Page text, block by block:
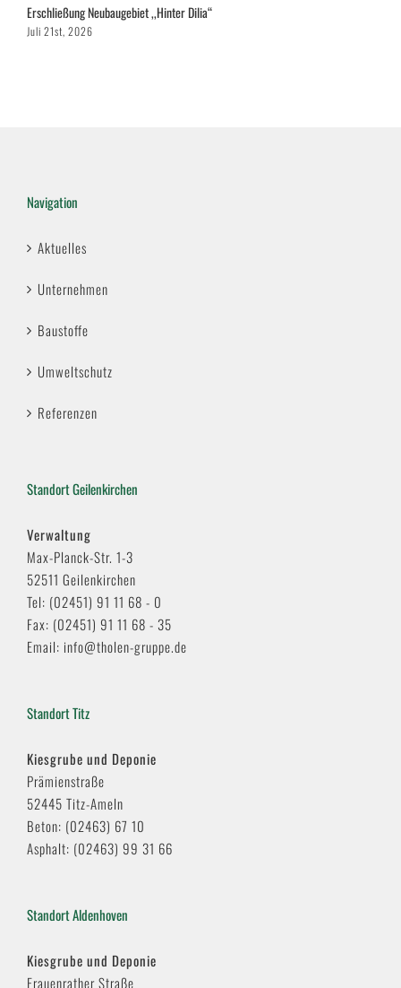
Erschließung Neubaugebiet ,,Hinter Dilia“
Juli 21st, 2026
Navigation
Aktuelles
Unternehmen
Baustoffe
Umweltschutz
Referenzen
Standort Geilenkirchen
Verwaltung
Max-Planck-Str. 1-3
52511 Geilenkirchen
Tel: (02451) 91 11 68 - 0
Fax: (02451) 91 11 68 - 35
Email: info@tholen-gruppe.de
Standort Titz
Kiesgrube und Deponie
Prämienstraße
52445 Titz-Ameln
Beton: (02463) 67 10
Asphalt: (02463) 99 31 66
Standort Aldenhoven
Kiesgrube und Deponie
Frauenrather Straße